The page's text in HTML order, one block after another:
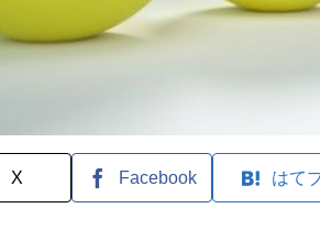
X Facebook はて